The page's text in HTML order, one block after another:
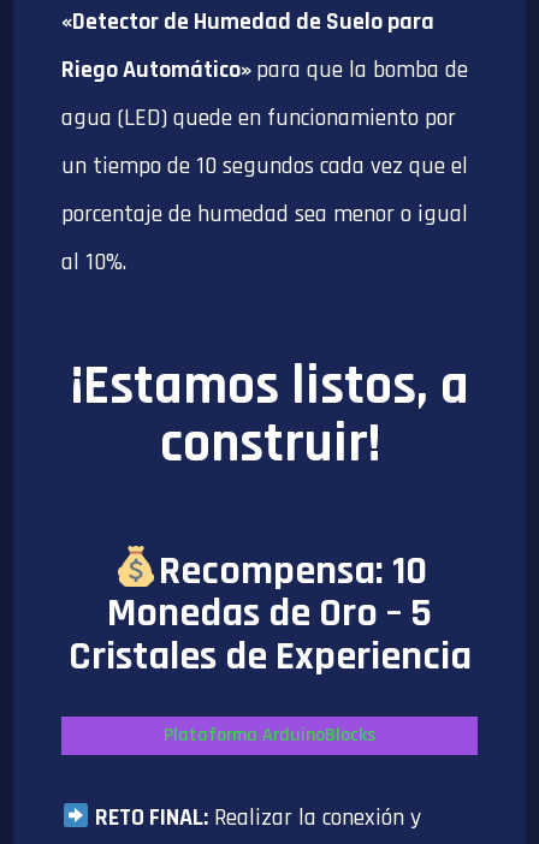
«Detector de Humedad de Suelo para
Riego Automático»para que la bomba de
agua (LED) quede en funcionamiento por
un tiempo de 10 segundos cada vez que el
porcentaje de humedad sea menor o igual
al 10%.
¡Estamos listos, a
construir!
Recompensa: 10
Monedas de Oro – 5
Cristales de Experiencia
Plataforma ArduinoBlocks
RETO FINAL:Realizar la conexión y